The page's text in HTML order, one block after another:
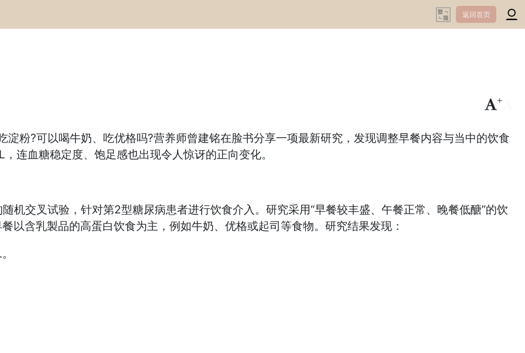
返回首页
+
粉?可以喝牛奶、吃优格吗?营养师曾建铭在脸书分享一项最新研究，发现调整早餐内容与当中的饮食
连血糖稳定度、饱足感也出现令人惊讶的正向变化。
机交叉试验，针对第2型糖尿病患者进行饮食介入。研究采用“早餐较丰盛、午餐正常、晚餐低醣”的饮
以含乳製品的高蛋白饮食为主，例如牛奶、优格或起司等食物。研究结果发现：